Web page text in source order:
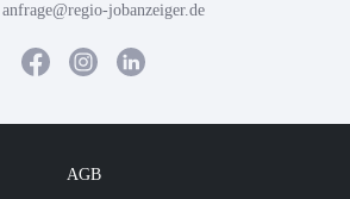
anfrage@regio-jobanzeiger.de
AGB